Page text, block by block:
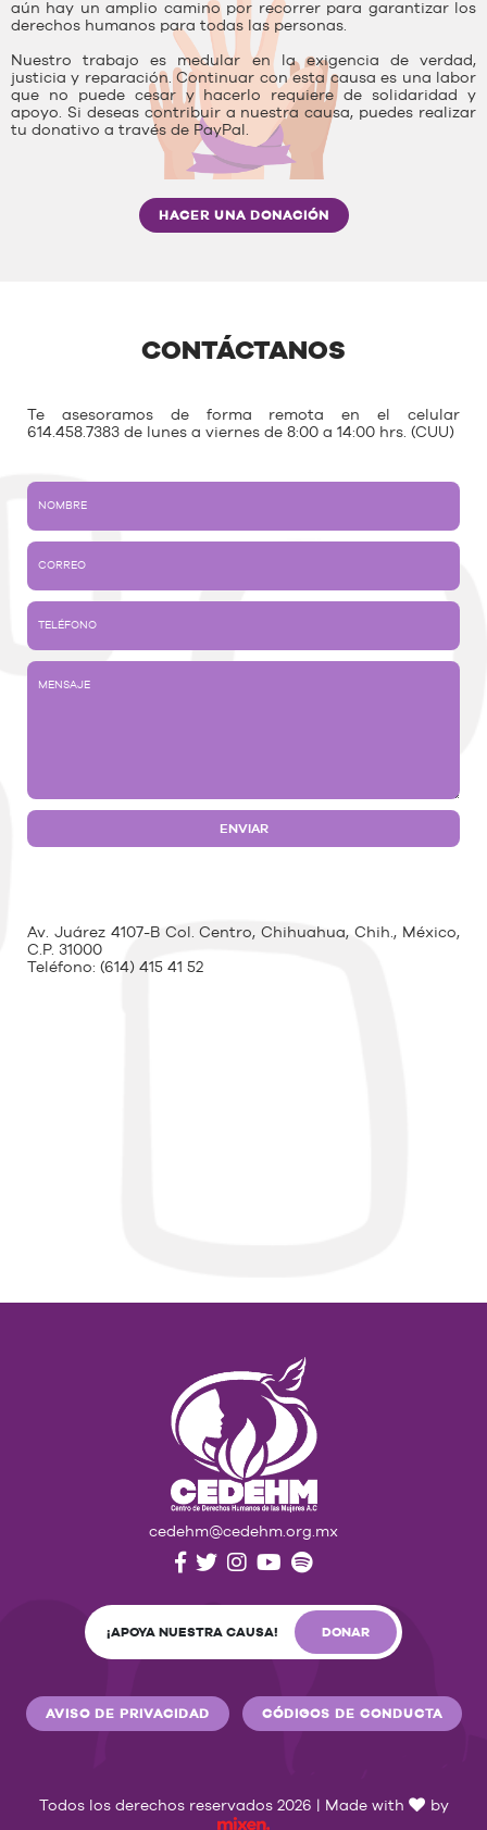
aún hay un amplio camino por recorrer para garantizar los
derechos humanos para todas las personas.
Nuestro trabajo es medular en la exigencia de verdad,
justicia y reparación. Continuar con esta causa es una labor
que no puede cesar y hacerlo requiere de solidaridad y
apoyo. Si deseas contribuir a nuestra causa, puedes realizar
tu donativo a través de PayPal.
HACER UNA DONACIÓN
CONTÁCTANOS
Te asesoramos de forma remota en el celular
614.458.7383 de lunes a viernes de 8:00 a 14:00 hrs. (CUU)
Av. Juárez 4107-B Col. Centro, Chihuahua, Chih., México,
C.P. 31000
Teléfono: (614) 415 41 52
cedehm@cedehm.org.mx
¡APOYA NUESTRA CAUSA! DONAR
AVISO DE PRIVACIDAD CÓDIGOS DE CONDUCTA
Todos los derechos reservados 2026 | Made with by